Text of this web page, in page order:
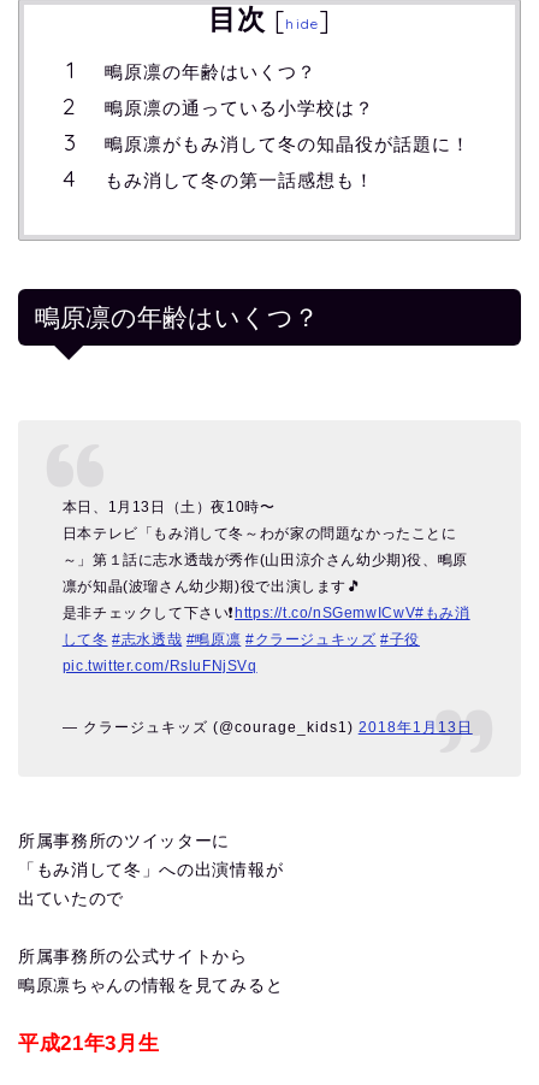
目次 [hide]
鴫原凛の年齢はいくつ？
鴫原凛の通っている小学校は？
鴫原凛がもみ消して冬の知晶役が話題に！
もみ消して冬の第一話感想も！
鴫原凛の年齢はいくつ？
本日、1月13日（土）夜10時〜
日本テレビ「もみ消して冬～わが家の問題なかったことに
～」第１話に志水透哉が秀作(山田涼介さん幼少期)役、鴫原
凛が知晶(波瑠さん幼少期)役で出演します🎵
是非チェックして下さい❗ https://t.co/nSGemwICwV#もみ消
して冬 #志水透哉 #鴫原凛 #クラージュキッズ #子役
pic.twitter.com/RsluFNjSVq
— クラージュキッズ (@courage_kids1) 2018年1月13日
所属事務所のツイッターに
「もみ消して冬」への出演情報が
出ていたので
所属事務所の公式サイトから
鴫原凛ちゃんの情報を見てみると
平成21年3月生